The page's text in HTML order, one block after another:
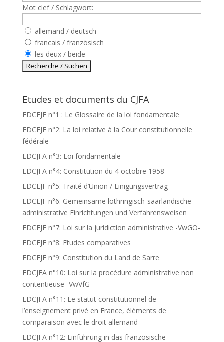
Mot clef / Schlagwort:
allemand / deutsch
francais / französisch
les deux / beide
Etudes et documents du CJFA
EDCEJF n°1 : Le Glossaire de la loi fondamentale
EDCEJF n°2: La loi relative à la Cour constitutionnelle
fédérale
EDCJFA n°3: Loi fondamentale
EDCJFA n°4: Constitution du 4 octobre 1958
EDCEJF n°5: Traité d’Union / Einigungsvertrag
EDCEJF n°6: Gemeinsame lothringisch-saarländische
administrative Einrichtungen und Verfahrensweisen
EDCEJF n°7: Loi sur la juridiction administrative -VwGO-
EDCEJF n°8: Etudes comparatives
EDCEJF n°9: Constitution du Land de Sarre
EDCJFA n°10: Loi sur la procédure administrative non
contentieuse -VwVfG-
EDCJFA n°11: Le statut constitutionnel de
l’enseignement privé en France, éléments de
comparaison avec le droit allemand
EDCJFA n°12: Einführung in das französische